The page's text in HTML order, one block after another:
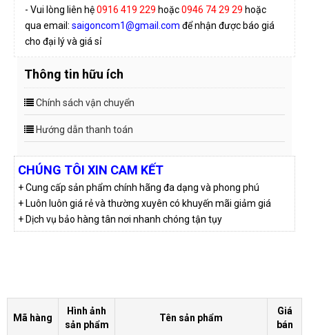
- Vui lòng liên hệ0916 419 229 hoặc0946 74 29 29 hoặc
qua email: saigoncom1@gmail.com để nhận được báo giá
cho đại lý và giá sỉ
Thông tin hữu ích
Chính sách vận chuyển
Hướng dẫn thanh toán
CHÚNG TÔI XIN CAM KẾT
+ Cung cấp sản phẩm chính hãng đa dạng và phong phú
+ Luôn luôn giá rẻ và thường xuyên có khuyến mãi giảm giá
+ Dịch vụ bảo hàng tân nơi nhanh chóng tận tụy
Mã hàng
Hình ảnh
sản phẩm
Tên sản phẩm
Giá
bán